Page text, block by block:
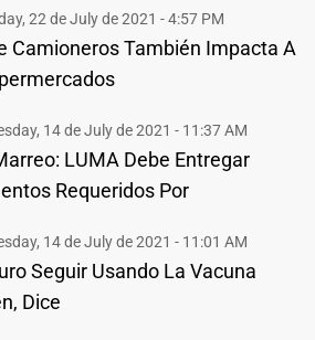
22 de July de 2021 - 4:57 PM
Camioneros También Impacta A
14 de July de 2021 - 11:37 AM
LUMA Debe Entregar
Requeridos Por
14 de July de 2021 - 11:01 AM
Seguir Usando La Vacuna
Dice